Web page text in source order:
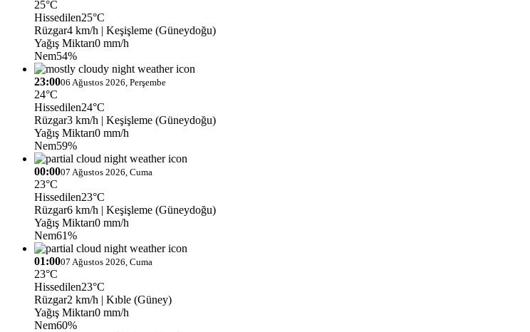
25°C
Hissedilen25°C
Rüzgar4 km/h | Keşişleme (Güneydoğu)
Yağış Miktarı0 mm/h
Nem54%
23:0006 Ağustos 2026, Perşembe
24°C
Hissedilen24°C
Rüzgar3 km/h | Keşişleme (Güneydoğu)
Yağış Miktarı0 mm/h
Nem59%
00:0007 Ağustos 2026, Cuma
23°C
Hissedilen23°C
Rüzgar6 km/h | Keşişleme (Güneydoğu)
Yağış Miktarı0 mm/h
Nem61%
01:0007 Ağustos 2026, Cuma
23°C
Hissedilen23°C
Rüzgar2 km/h | Kıble (Güney)
Yağış Miktarı0 mm/h
Nem60%